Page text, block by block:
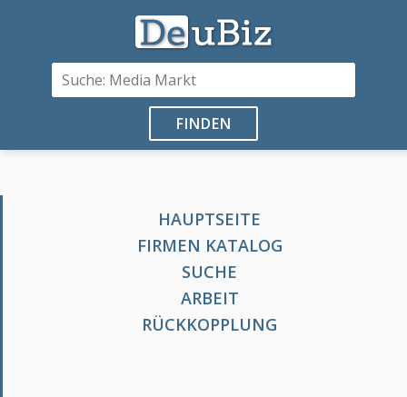
FINDEN
HAUPTSEITE
FIRMEN KATALOG
SUCHE
ARBEIT
RÜCKKOPPLUNG